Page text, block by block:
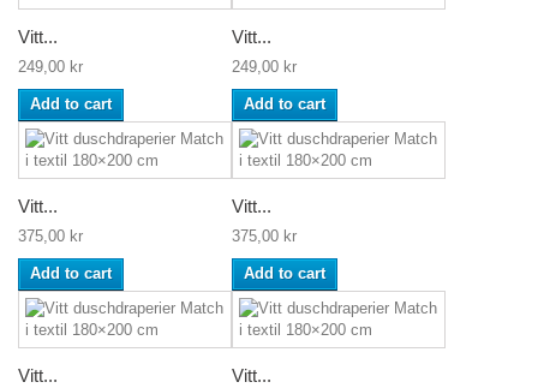
Vitt...
249,00 kr
Add to cart
Vitt...
249,00 kr
Add to cart
Vitt...
375,00 kr
Add to cart
Vitt...
375,00 kr
Add to cart
Vitt... Vitt...